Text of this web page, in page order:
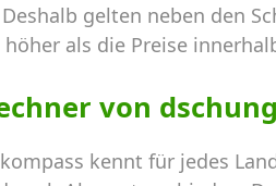
gelten neben den
als die Preise
von
kennt für jedes